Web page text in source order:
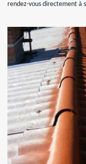
rendez-vous directement à